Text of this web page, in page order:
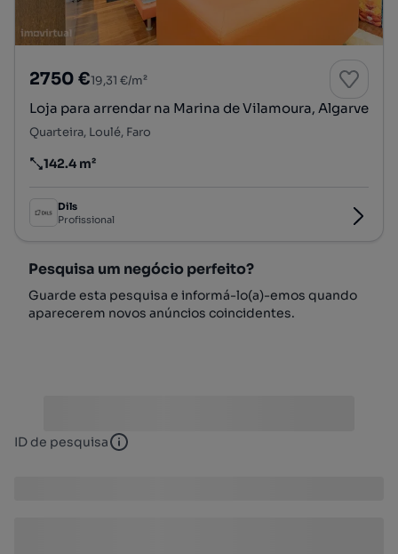
2750 €19,31 €/m²
Loja para arrendar na Marina de Vilamoura, Algarve
Quarteira, Loulé, Faro
Preço por metro quadrado
142.4 m²
Dils
Profissional
Pesquisa um negócio perfeito?
Guarde esta pesquisa e informá-lo(a)-emos quando
aparecerem novos anúncios coincidentes.
ID de pesquisa ID de pesquisa